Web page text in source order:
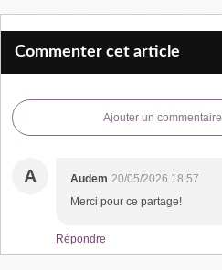
Commenter cet article
Ajouter un commentaire
A Audem 20/05/2026 18:57
Merci pour ce partage!
Répondre